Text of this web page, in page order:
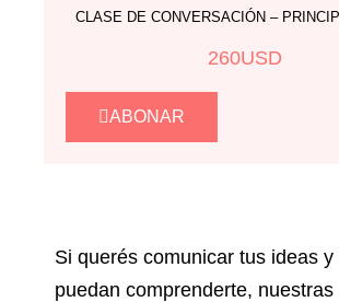
CLASE DE CONVERSACIÓN –
260USD
ABONAR
Si querés comunicar tus ideas
puedan comprenderte, nuestras